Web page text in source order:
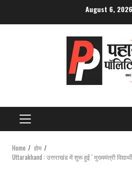
August 6, 2026
PRIMARY
MENU
Home
होम
Uttarakhand : उत्तराखंड में शुरू हुई ‘ मुख्यमंत्री